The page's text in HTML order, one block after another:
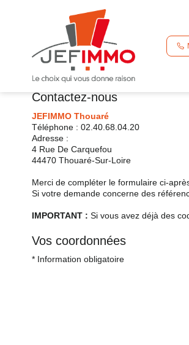
Nous contacter
Contactez-nous
JEFIMMO Thouaré
Téléphone : 02.40.68.04.20
Adresse :
4 Rue De Carquefou
44470 Thouaré-Sur-Loire
Merci de compléter le formulaire ci-
Si votre demande concerne des
IMPORTANT : Si vous avez déjà des
Vos coordonnées
* Information obligatoire